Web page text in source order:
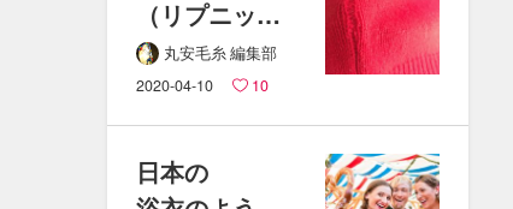
本音とは。
（リプニット
）​｜縫い目の​
ほつれた​
ニットの​
直し方
丸安毛糸 編集部
2020-04-10
10
日本の​